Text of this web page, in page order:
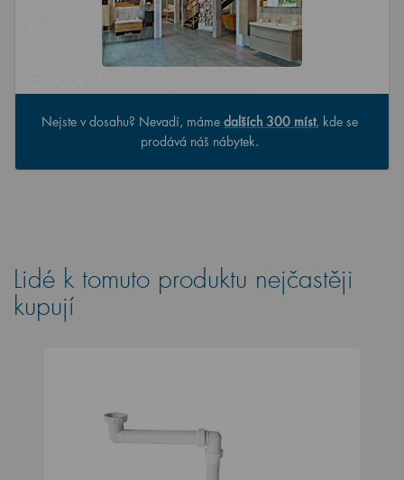
Nejste v dosahu? Nevadí, máme dalších 300 míst, kde se
prodává náš nábytek.
Lidé k tomuto produktu nejčastěji
kupují